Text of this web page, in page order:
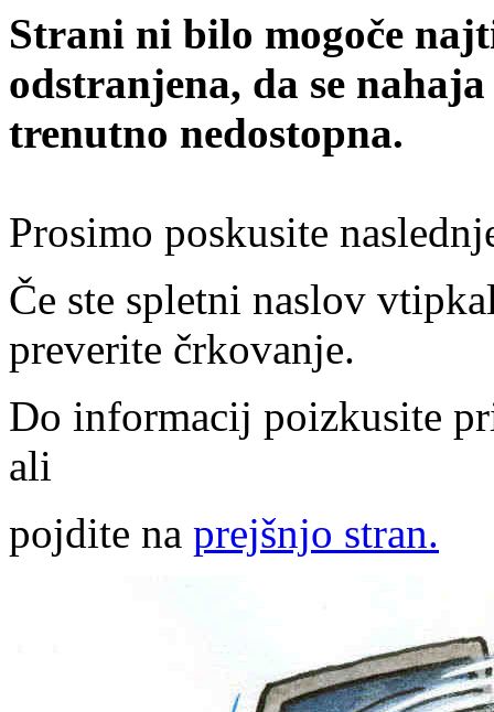
Strani ni bilo mogoče
odstranjena, da se
trenutno nedostopna.
Prosimo poskusite
Če ste spletni naslov
preverite črkovanje.
Do informacij poizkusite
ali
pojdite na prejšnjo stran.